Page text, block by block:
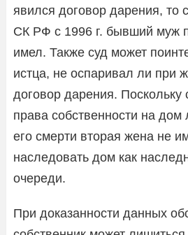
явился договор дарения, то
СК РФ с 1996 г. бывший муж
имел. Также суд может
истца, не оспаривал ли при
договор дарения. Поскольку
права собственности на
его смерти вторая жена не
наследовать дом как
очереди.
При доказанности данных